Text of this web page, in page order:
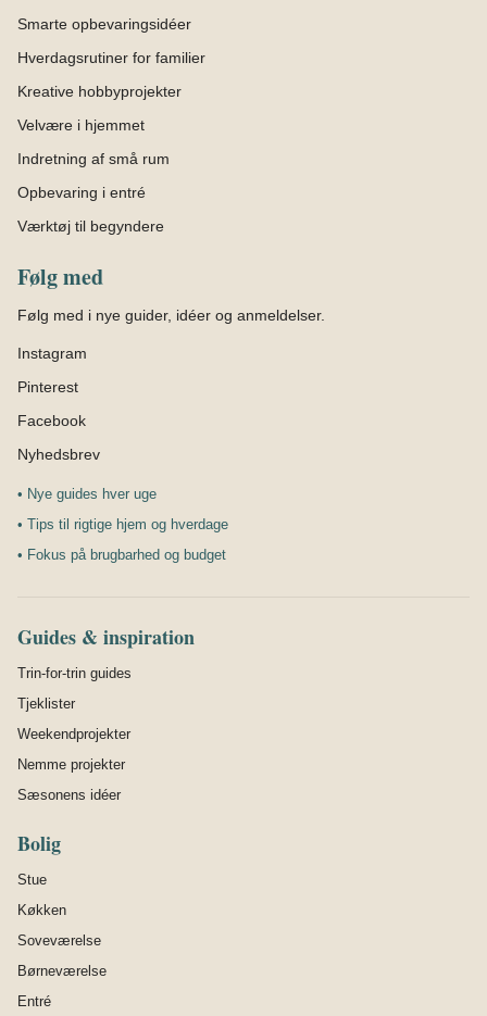
Smarte opbevaringsidéer
Hverdagsrutiner for familier
Kreative hobbyprojekter
Velvære i hjemmet
Indretning af små rum
Opbevaring i entré
Værktøj til begyndere
Følg med
Følg med i nye guider, idéer og anmeldelser.
Instagram
Pinterest
Facebook
Nyhedsbrev
• Nye guides hver uge
• Tips til rigtige hjem og hverdage
• Fokus på brugbarhed og budget
Guides & inspiration
Trin-for-trin guides
Tjeklister
Weekendprojekter
Nemme projekter
Sæsonens idéer
Bolig
Stue
Køkken
Soveværelse
Børneværelse
Entré